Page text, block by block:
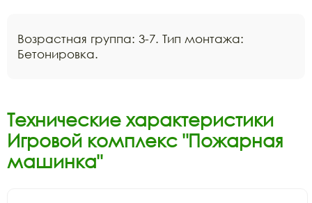
Возрастная группа: 3-7. Тип монтажа:
Бетонировка.
Технические характеристики
Игровой комплекс "Пожарная
машинка"